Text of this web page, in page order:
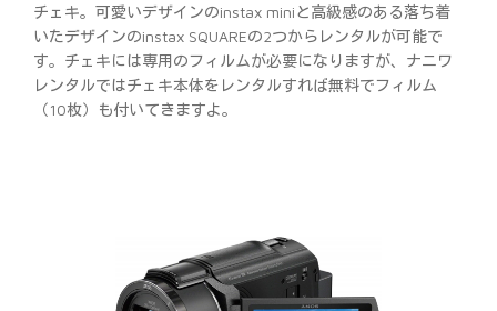
チェキ。可愛いデザインのinstax miniと高級感のある落ち着
いたデザインのinstax SQUAREの2つからレンタルが可能で
す。チェキには専用のフィルムが必要になりますが、ナニワ
レンタルではチェキ本体をレンタルすれば無料でフィルム
（10枚）も付いてきますよ。